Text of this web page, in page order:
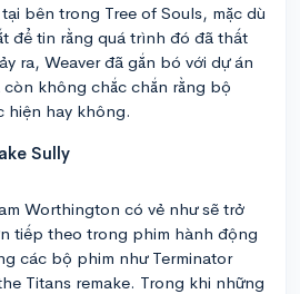
bên trong Tree of Souls, mặc dù
để tin rằng quá trình đó đã thất
ra, Weaver đã gắn bó với dự án
không chắc chắn rằng bộ
hiện hay không.
Sully
Worthington có vẻ như sẽ trở
tiếp theo trong phim hành động
các bộ phim như Terminator
Titans remake. Trong khi những